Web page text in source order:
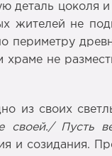
деталь цоколя
не
периметру
не
из своих
Пусть
и